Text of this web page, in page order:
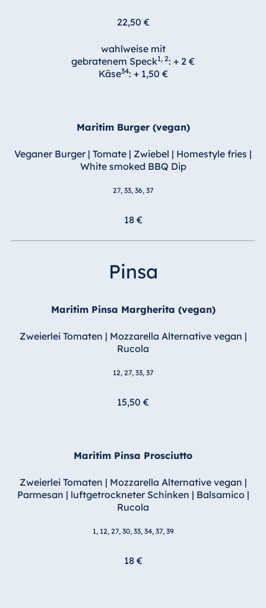
22,50 €
wahlweise mit
gebratenem Speck1, 2: + 2 €
Käse34: + 1,50 €
Maritim Burger (vegan)
Veganer Burger | Tomate | Zwiebel | Homestyle fries |
White smoked BBQ Dip
27, 33, 36, 37
18 €
Pinsa
Maritim Pinsa Margherita (vegan)
Zweierlei Tomaten | Mozzarella Alternative vegan |
Rucola
12, 27, 33, 37
15,50 €
Maritim Pinsa Prosciutto
Zweierlei Tomaten | Mozzarella Alternative vegan |
Parmesan | luftgetrockneter Schinken | Balsamico |
Rucola
1, 12, 27, 30, 33, 34, 37, 39
18 €